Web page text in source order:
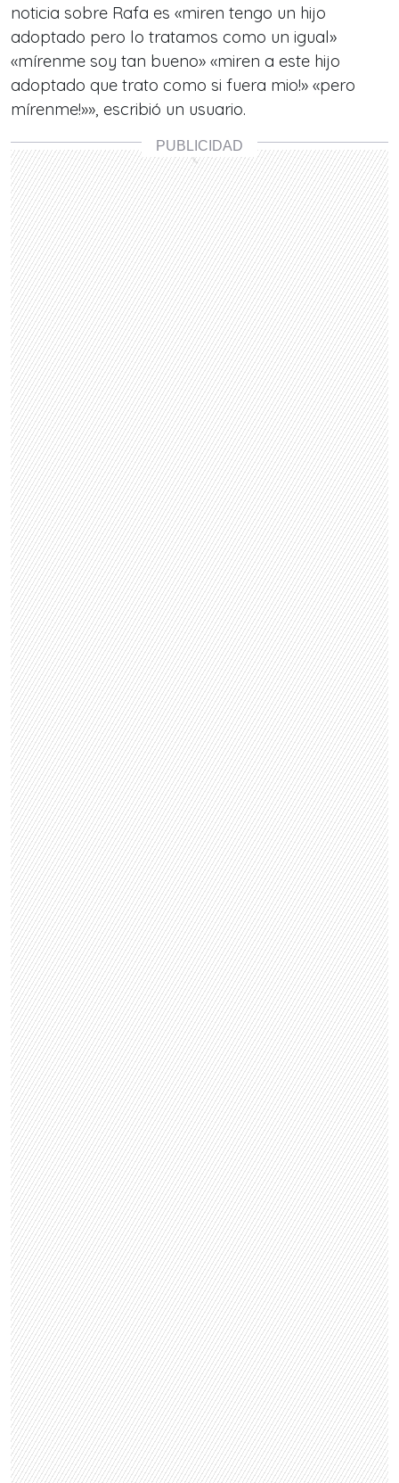
noticia sobre Rafa es «miren tengo un hijo
adoptado pero lo tratamos como un igual»
«mírenme soy tan bueno» «miren a este hijo
adoptado que trato como si fuera mio!» «pero
mírenme!»», escribió un usuario.